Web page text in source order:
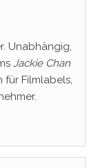
Unabhängig,
Jackie Chan
für Filmlabels,